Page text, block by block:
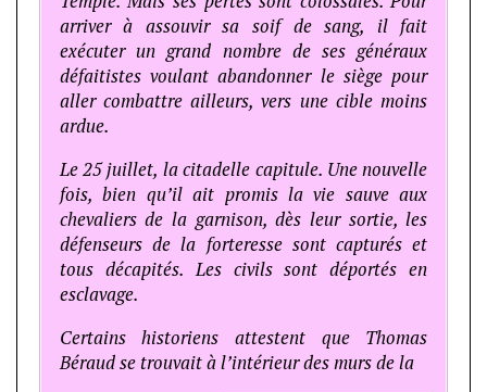
arriver à assouvir sa soif de sang, il fait
exécuter un grand nombre de ses généraux
défaitistes voulant abandonner le siège pour
aller combattre ailleurs, vers une cible moins
ardue.
Le 25 juillet, la citadelle capitule. Une nouvelle
fois, bien qu’il ait promis la vie sauve aux
chevaliers de la garnison, dès leur sortie, les
défenseurs de la forteresse sont capturés et
tous décapités. Les civils sont déportés en
esclavage.
Certains historiens attestent que Thomas
Béraud se trouvait à l’intérieur des murs de la